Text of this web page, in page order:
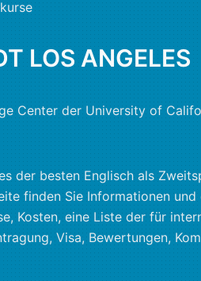
LOS ANGELES
Center der University of
der besten Englisch als
finden Sie Informationen und
Kosten, eine Liste der für
Visa, Bewertungen,